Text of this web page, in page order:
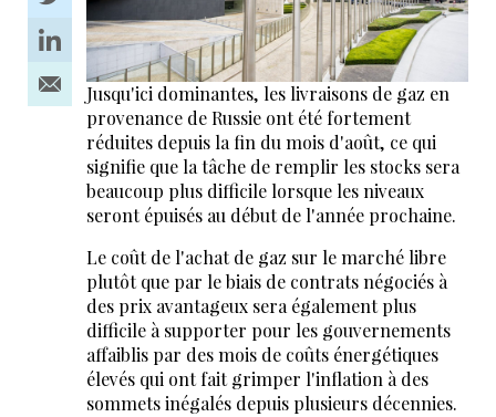
Jusqu'ici dominantes, les livraisons de gaz en
provenance de Russie ont été fortement
réduites depuis la fin du mois d'août, ce qui
signifie que la tâche de remplir les stocks sera
beaucoup plus difficile lorsque les niveaux
seront épuisés au début de l'année prochaine.
Le coût de l'achat de gaz sur le marché libre
plutôt que par le biais de contrats négociés à
des prix avantageux sera également plus
difficile à supporter pour les gouvernements
affaiblis par des mois de coûts énergétiques
élevés qui ont fait grimper l'inflation à des
sommets inégalés depuis plusieurs décennies.